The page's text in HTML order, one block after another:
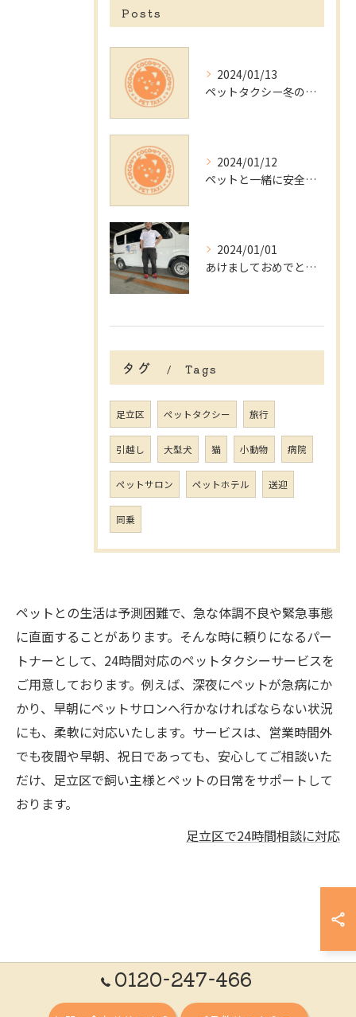
Posts
2024/01/13
ペットタクシー冬のトラブル回避術
2024/01/12
ペットと一緒に安全快適移動！都内のペットタクシー事情解説
2024/01/01
あけましておめでとうございます。
タグ Tags
足立区 ペットタクシー 旅行
引越し 大型犬 猫 小動物 病院
ペットサロン ペットホテル 送迎
同乗
ペットとの生活は予測困難で、急な体調不良や緊急事態
に直面することがあります。そんな時に頼りになるパー
トナーとして、24時間対応のペットタクシーサービスを
ご用意しております。例えば、深夜にペットが急病にか
かり、早朝にペットサロンへ行かなければならない状況
にも、柔軟に対応いたします。サービスは、営業時間外
でも夜間や早朝、祝日であっても、安心してご相談いた
だけ、足立区で飼い主様とペットの日常をサポートして
おります。
足立区で24時間相談に対応
0120-247-466